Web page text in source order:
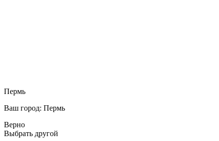
Пермь
Ваш город: Пермь
Верно
Выбрать другой